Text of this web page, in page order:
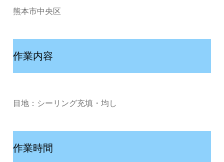
熊本市中央区
作業内容
目地：シーリング充填・均し
作業時間